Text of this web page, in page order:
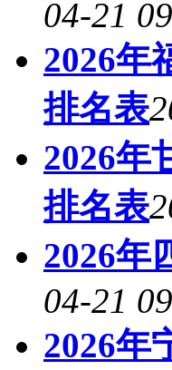
04-21
2026年
排名表
2026年
排名表
2026年
04-21
2026年